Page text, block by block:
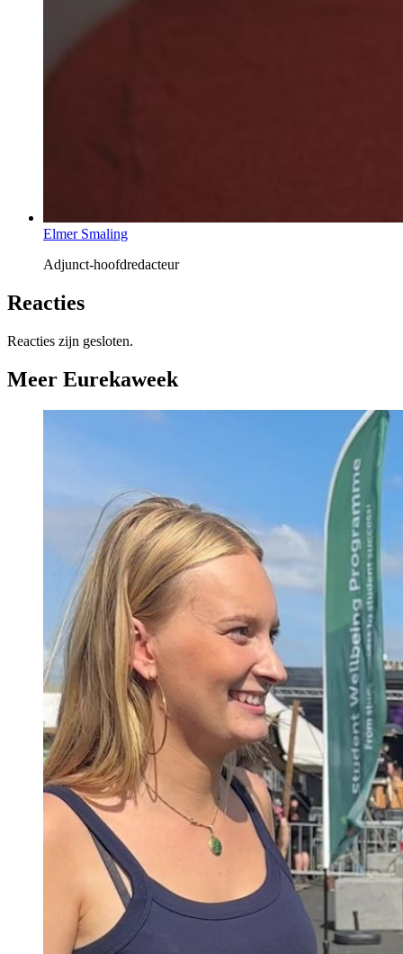
Elmer Smaling
Adjunct-hoofdredacteur
Reacties
Reacties zijn gesloten.
Meer Eurekaweek